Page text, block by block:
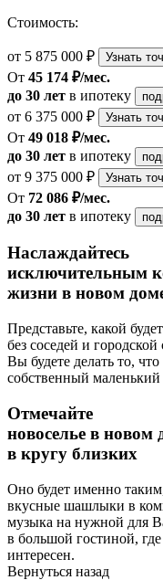
Стоимость:
от 5 875 000 ₽ Узнать
От 45 174 ₽/мес.
до 30 лет в ипотеку
от 6 375 000 ₽ Узнать
От 49 018 ₽/мес.
до 30 лет в ипотеку
от 9 375 000 ₽ Узнать
От 72 086 ₽/мес.
до 30 лет в ипотеку
Наслаждайтесь
исключительным
жизни в новом
Представьте, какой
без соседей и
Вы будете делать то,
собственный
Отмечайте
новоселье в новом
в кругу близких
Оно будет именно
вкусные шашлыки в
музыка на нужной для
в большой гостиной,
интересен.
Вернуться назад